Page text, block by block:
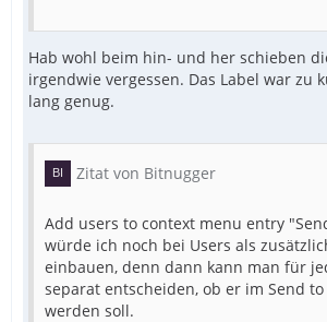
Hab wohl beim hin- und her schieben
irgendwie vergessen. Das Label war zu
lang genug.
Zitat von Bitnugger
Add users to context menu entry
würde ich noch bei Users als
einbauen, denn dann kann man für
separat entscheiden, ob er im Send
werden soll.